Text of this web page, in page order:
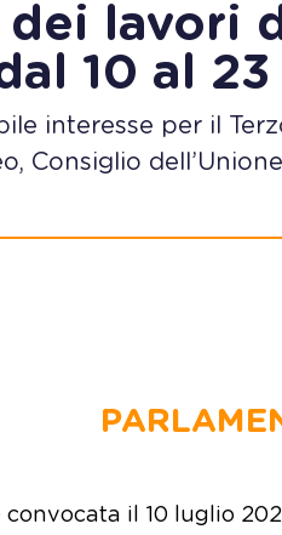
dei lavori
10 al
interesse per il
Consiglio
il 10 luglio